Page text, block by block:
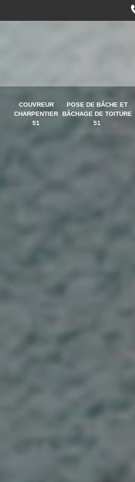
COUVREUR
CHARPENTIER
51
POSE DE BÂCHE ET
BÂCHAGE DE TOITURE
51